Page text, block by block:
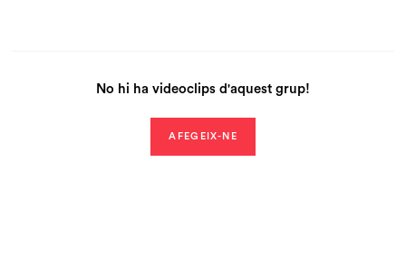
No hi ha videoclips d'aquest grup!
AFEGEIX-NE